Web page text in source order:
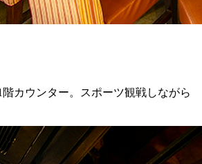
カウンター。スポーツ観戦しながら